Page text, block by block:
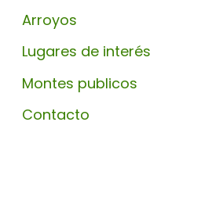
Arroyos
Lugares de interés
Montes publicos
Contacto